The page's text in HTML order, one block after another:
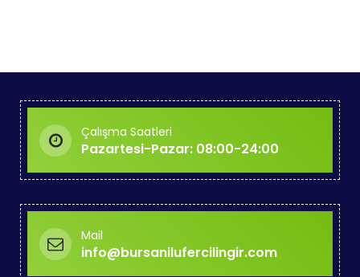
Çalışma Saatleri
Pazartesi-Pazar: 08:00-24:00
Mail
info@bursanilufercilingir.com